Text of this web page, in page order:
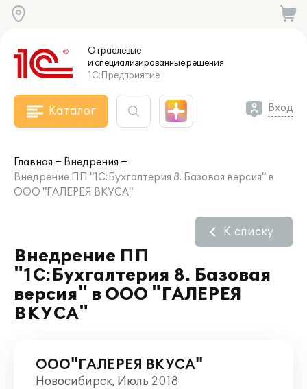
Отраслевые
и специализированныерешения
1С:Предприятие
Каталог Вход
Главная
Внедрения
Внедрение ПП "1С:Бухгалтерия 8. Базовая версия" в
ООО "ГАЛЕРЕЯ ВКУСА"
Внедрение ПП
"1С:Бухгалтерия 8. Базовая
версия" в ООО "ГАЛЕРЕЯ
ВКУСА"
К списку
ООО"ГАЛЕРЕЯ ВКУСА"
Новосибирск, Июль 2018